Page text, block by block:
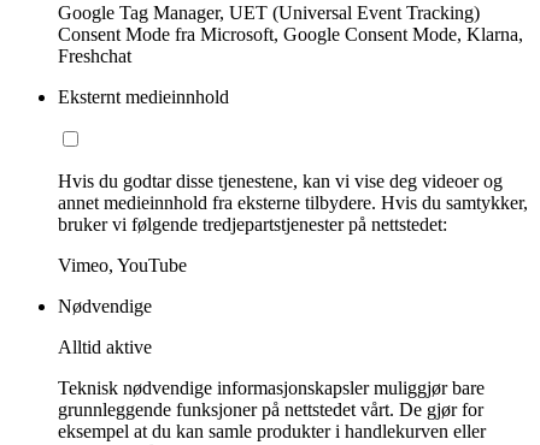
Google Tag Manager, UET (Universal Event Tracking)
Consent Mode fra Microsoft, Google Consent Mode, Klarna,
Freshchat
Eksternt medieinnhold
Hvis du godtar disse tjenestene, kan vi vise deg videoer og
annet medieinnhold fra eksterne tilbydere. Hvis du samtykker,
bruker vi følgende tredjepartstjenester på nettstedet:
Vimeo, YouTube
Nødvendige
Alltid aktive
Teknisk nødvendige informasjonskapsler muliggjør bare
grunnleggende funksjoner på nettstedet vårt. De gjør for
eksempel at du kan samle produkter i handlekurven eller